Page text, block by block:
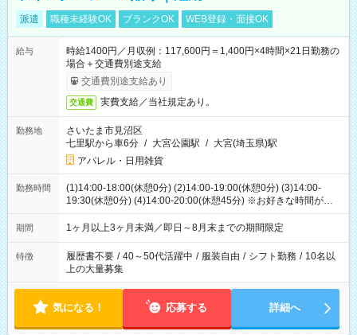
派遣 職種未経験OK ブランクOK WEB登録・面接OK
給与
時給1400円／月収例：117,600円＝1,400円×4時間×21日勤務の
場合＋交通費別途支給
交通費別途支給あり
交通費 実費支給／当社規定あり。
勤務地
さいたま市見沼区
七里駅から車6分 / 大宮公園駅 / 大宮(埼玉県)駅
アパレル・日用雑貨
勤務時間
(1)14:00-18:00(休憩0分) (2)14:00-19:00(休憩0分) (3)14:00-
19:30(休憩0分) (4)14:00-20:00(休憩45分) ※お好きな時間が選べ
ます
期間 1ヶ月以上3ヶ月未満／即日～8月末までの期間限定
特徴 履歴書不要 / 40～50代活躍中 / 服装自由 / シフト勤務 / 10名以
上の大量募集
気になる！ 応募する 詳細へ